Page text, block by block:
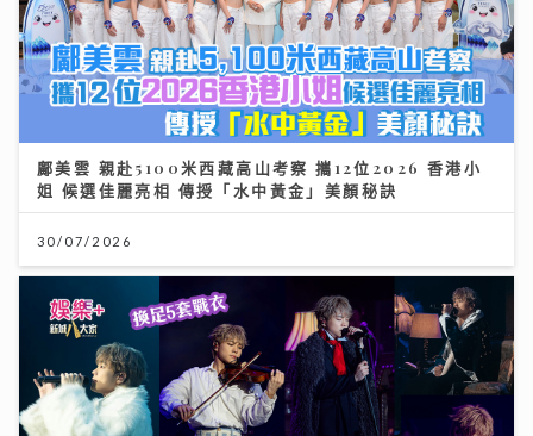
鄺美雲 親赴5100米西藏高山考察 攜12位2026 香港小
姐 候選佳麗亮相 傳授「水中黃金」美顏秘訣
30/07/2026